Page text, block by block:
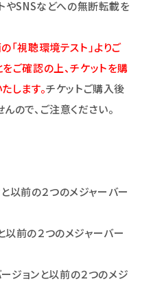
やSNSなどへの無断転載を
視聴環境テスト」よりご
ご確認の上、チケットを購
します。チケットご購入後
ので、ご注意ください。
以前の２つのメジャーバー
前の２つのメジャーバー
ョンと以前の２つのメジ